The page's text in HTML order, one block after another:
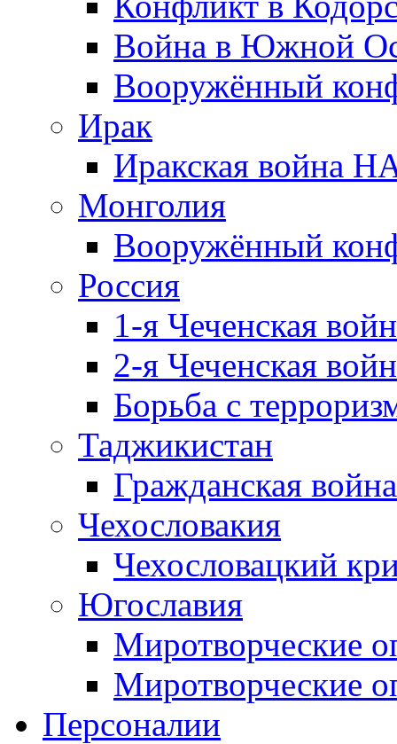
Война в Южной
Вооружённый
Ирак
Иракская война
Монголия
Вооружённый
Россия
1-я Чеченская
2-я Чеченская
Борьба с
Таджикистан
Гражданская
Чехословакия
Чехословацкий
Югославия
Миротворческие
Миротворческие
Персоналии